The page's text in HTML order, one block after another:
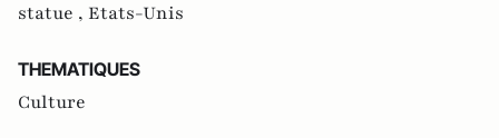
statue , Etats-Unis
THEMATIQUES
Culture